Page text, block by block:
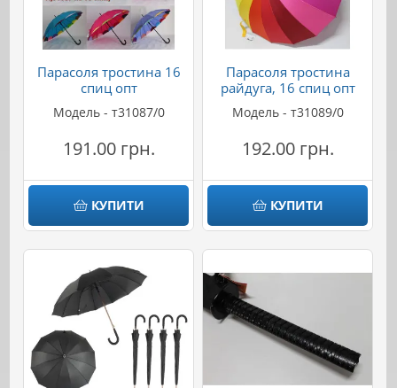
Парасоля тростина 16
спиц опт
Модель - т31087/0
191.00 грн.
КУПИТИ
Парасоля тростина
райдуга, 16 спиц опт
Модель - т31089/0
192.00 грн.
КУПИТИ